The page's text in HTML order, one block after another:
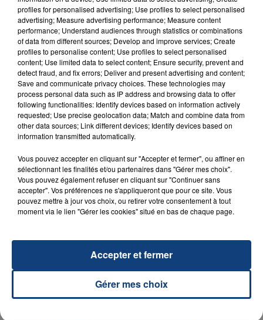
d'un liquide inflammable.
20 juillet 2026
UNE ADOLESCENTE DEVANT SE FAIRE
OPÉRER DE LA CHEVILLE RESSORT DE LA...
La famille a porté plainte contre la clinique qui a
excuses.
TITRES DIFFUSÉS
9h06
9h06 9h03
9h03
profiles for personalised advertising; Use profiles to select personalised
advertising; Measure advertising performance; Measure content
performance; Understand audiences through statistics or combinations
of data from different sources; Develop and improve services; Create
profiles to personalise content; Use profiles to select personalised
content; Use limited data to select content; Ensure security, prevent and
detect fraud, and fix errors; Deliver and present advertising and content;
Save and communicate privacy choices. These technologies may
process personal data such as IP address and browsing data to offer
following functionalities: Identify devices based on information actively
requested; Use precise geolocation data; Match and combine data from
other data sources; Link different devices; Identify devices based on
information transmitted automatically.
Vous pouvez accepter en cliquant sur "Accepter et fermer", ou affiner en
sélectionnant les finalités et/ou partenaires dans "Gérer mes choix".
Vous pouvez également refuser en cliquant sur "Continuer sans
accepter". Vos préférences ne s'appliqueront que pour ce site. Vous
pouvez mettre à jour vos choix, ou retirer votre consentement à tout
moment via le lien "Gérer les cookies" situé en bas de chaque page.
Gérer mes choix
Accepter et fermer